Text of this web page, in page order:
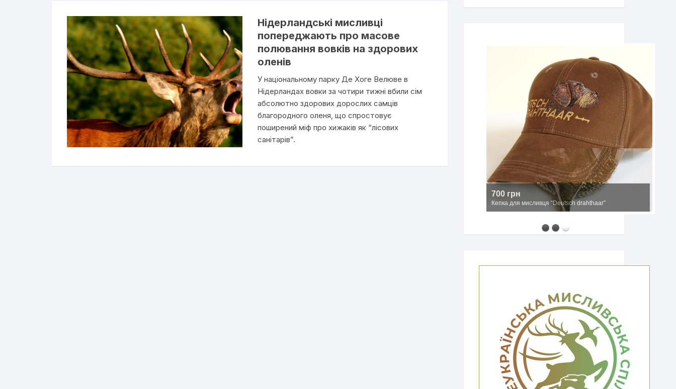
Нідерландські мисливці
попереджають про масове
полювання вовків на здорових
оленів
У національному парку Де Хоге Велюве в
Нідерландах вовки за чотири тижні вбили сім
абсолютно здорових дорослих самців
благородного оленя, що спростовує
поширений міф про хижаків як “лісових
санітарів”.
700 грн
Кепка для мисливця “Deutsch drahthaar”